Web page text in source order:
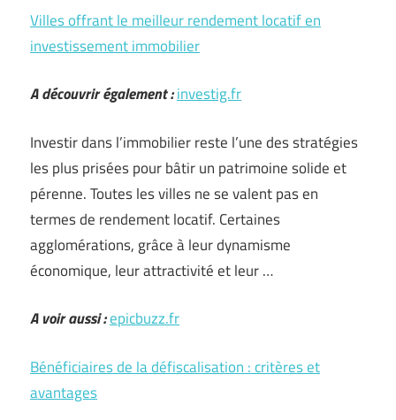
Villes offrant le meilleur rendement locatif en
investissement immobilier
A découvrir également :investig.fr
Investir dans l’immobilier reste l’une des stratégies
les plus prisées pour bâtir un patrimoine solide et
pérenne. Toutes les villes ne se valent pas en
termes de rendement locatif. Certaines
agglomérations, grâce à leur dynamisme
économique, leur attractivité et leur …
A voir aussi :epicbuzz.fr
Bénéficiaires de la défiscalisation : critères et
avantages